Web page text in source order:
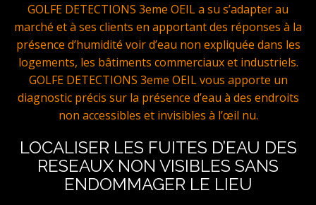
GOLFE DETECTIONS 3eme OEIL a su s’adapter au
marché et à ses clients en apportant des réponses à la
présence d’humidité voir d’eau non expliquée dans les
logements, les bâtiments commerciaux et industriels.
GOLFE DETECTIONS 3eme OEIL vous apporte un
diagnostic précis sur la présence d’eau à des endroits
non accessibles et invisibles à l’œil nu.
LOCALISER LES FUITES D’EAU DES
RESEAUX NON VISIBLES SANS
ENDOMMAGER LE LIEU